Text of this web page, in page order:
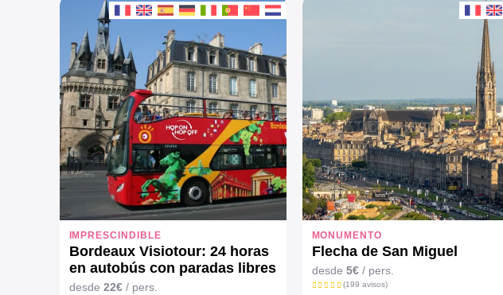
IMPRESCINDIBLE
Bordeaux Visiotour: 24 horas
en autobús con paradas libres
desde 22€/ pers.
MONUMENTO
Flecha de San Miguel
desde 5€/ pers.
(199 avisos)